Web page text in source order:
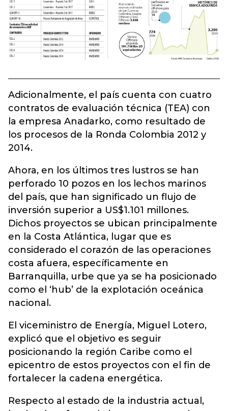
Adicionalmente, el país cuenta con cuatro
contratos de evaluación técnica (TEA) con
la empresa Anadarko, como resultado de
los procesos de la Ronda Colombia 2012 y
2014.
Ahora, en los últimos tres lustros se han
perforado 10 pozos en los lechos marinos
del país, que han significado un flujo de
inversión superior a US$1.101 millones.
Dichos proyectos se ubican principalmente
en la Costa Atlántica, lugar que es
considerado el corazón de las operaciones
costa afuera, específicamente en
Barranquilla, urbe que ya se ha posicionado
como el ‘hub’ de la explotación oceánica
nacional.
El viceministro de Energía, Miguel Lotero,
explicó que el objetivo es seguir
posicionando la región Caribe como el
epicentro de estos proyectos con el fin de
fortalecer la cadena energética.
Respecto al estado de la industria actual,